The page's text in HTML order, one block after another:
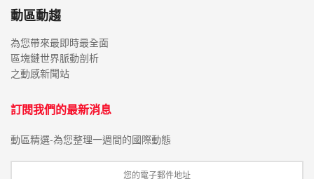
動區動趨
為您帶來最即時最全面
區塊鏈世界脈動剖析
之動感新聞站
訂閱我們的最新消息
動區精選-為您整理一週間的國際動態